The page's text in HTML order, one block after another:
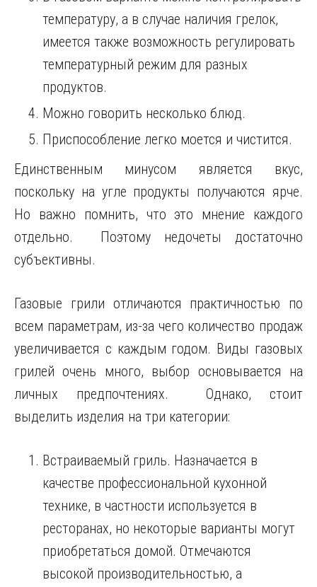
температуру, а в случае наличия грелок,
имеется также возможность регулировать
температурный режим для разных
продуктов.
Можно говорить несколько блюд.
Приспособление легко моется и чистится.
Единственным минусом является вкус,
поскольку на угле продукты получаются ярче.
Но важно помнить, что это мнение каждого
отдельно. Поэтому недочеты достаточно
субъективны.
Газовые грили отличаются практичностью по
всем параметрам, из-за чего количество продаж
увеличивается с каждым годом. Виды газовых
грилей очень много, выбор основывается на
личных предпочтениях. Однако, стоит
выделить изделия на три категории:
Встраиваемый гриль. Назначается в
качестве профессиональной кухонной
технике, в частности используется в
ресторанах, но некоторые варианты могут
приобретаться домой. Отмечаются
высокой производительностью, а